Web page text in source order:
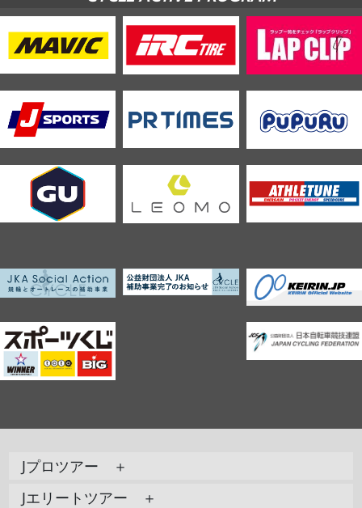
Jプロツアー ＋
Jエリートツアー ＋